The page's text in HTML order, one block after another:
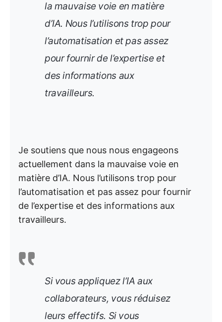
la mauvaise voie en matière
d’IA. Nous l’utilisons trop pour
l’automatisation et pas assez
pour fournir de l’expertise et
des informations aux
travailleurs.
Je soutiens que nous nous engageons
actuellement dans la mauvaise voie en
matière d’IA. Nous l’utilisons trop pour
l’automatisation et pas assez pour fournir
de l’expertise et des informations aux
travailleurs.
Si vous appliquez l’IA aux
collaborateurs, vous réduisez
leurs effectifs. Si vous